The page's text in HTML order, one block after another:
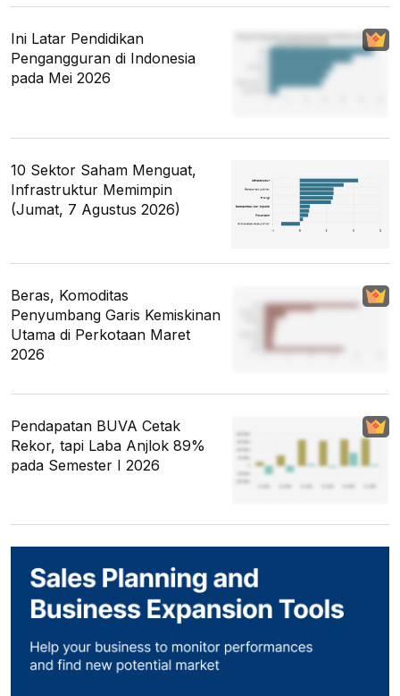
Ini Latar Pendidikan
Pengangguran di Indonesia
pada Mei 2026
10 Sektor Saham Menguat,
Infrastruktur Memimpin
(Jumat, 7 Agustus 2026)
Beras, Komoditas
Penyumbang Garis Kemiskinan
Utama di Perkotaan Maret
2026
Pendapatan BUVA Cetak
Rekor, tapi Laba Anjlok 89%
pada Semester I 2026